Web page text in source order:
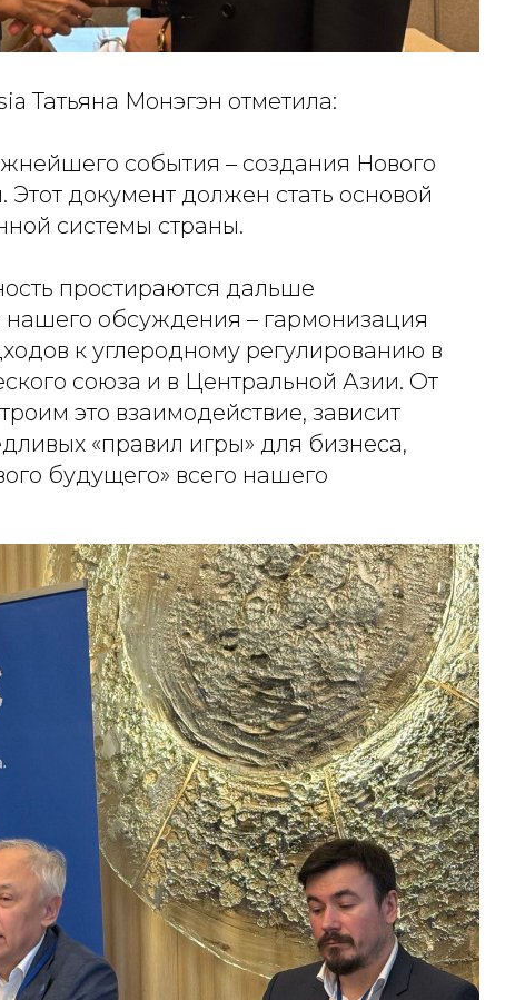
Татьяна Монэгэн отметила:
события – создания Нового
документ должен стать основой
системы страны.
простираются дальше
обсуждения – гармонизация
к углеродному регулированию в
союза и в Центральной Азии. От
это взаимодействие, зависит
«правил игры» для бизнеса,
будущего» всего нашего